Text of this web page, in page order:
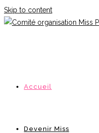
Skip to content
Accueil
Devenir Miss